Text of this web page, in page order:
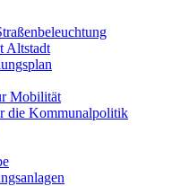
Altstadt
Mobilität
die Kommunalpolitik